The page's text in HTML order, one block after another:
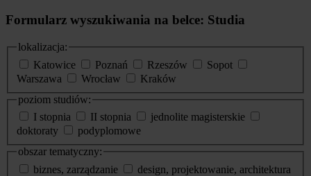
Formularz wyszukiwania na belce: Studia
lokalizacja:
Katowice
Poznań Rzeszów
Sopot
Warszawa
Wrocław
Kraków
poziom studiów:
I stopnia
II stopnia
jednolite magisterskie
doktoraty
podyplomowe
obszar tematyczny:
biznes, zarządzanie
design, projektowanie, architektura